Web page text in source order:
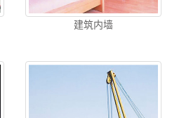
建筑内墙